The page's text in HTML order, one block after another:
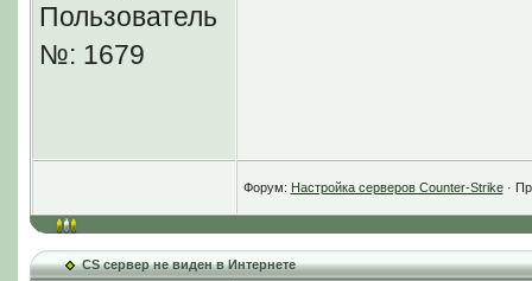
Пользователь
№: 1679
Цитата
Если правильно
Форум: Настройка серверов Counter-Strike·
CS сервер не виден в Интернете